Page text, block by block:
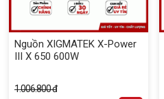
Nguồn XIGMATEK X-Power
III X 650 600W
1.006.800 đ